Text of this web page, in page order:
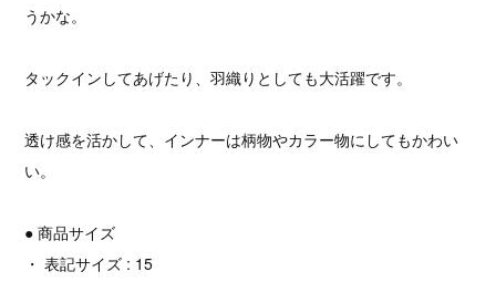
うかな。
タックインしてあげたり、羽織りとしても大活躍です。
透け感を活かして、インナーは柄物やカラー物にしてもかわい
い。
● 商品サイズ
・ 表記サイズ : 15